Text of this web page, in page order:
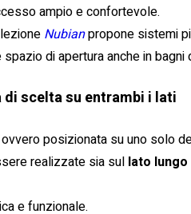
ampio e confortevole.
Nubianpropone sistemi
di apertura anche in bagni
scelta su entrambi i lati
posizionata su uno solo
realizzate sia sul lato lungo
e funzionale.